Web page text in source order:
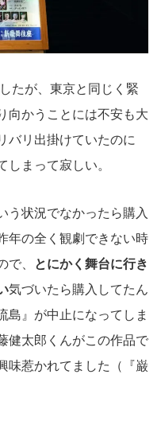
たが、東京と同じく緊
向かうことには不安も大
バリ出掛けていたのに
まって寂しい。
う状況でなかったら購入
年の全く観劇できない時
で、
とにかく舞台に行き
気づいたら購入してたん
島』が中止になってしま
健太郎くんがこの作品で
味惹かれてました（『巌